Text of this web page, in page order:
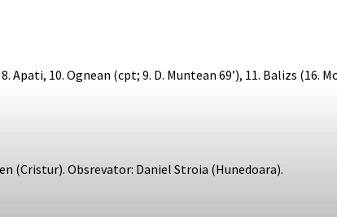
Apati, 10. Ognean (cpt; 9. D. Muntean 69’), 11. Balizs (16.
(Cristur). Obsrevator: Daniel Stroia (Hunedoara).